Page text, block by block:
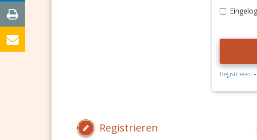
Registrieren -
Registrieren